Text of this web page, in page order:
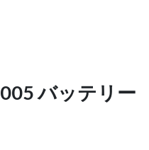
バッテリー